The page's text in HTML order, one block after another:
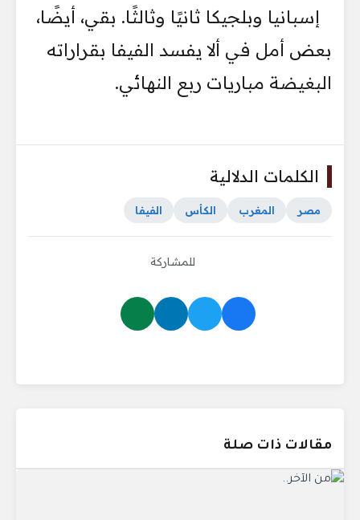
إسبانيا وبلجيكا ثانيًا وثالثًا. بقي، أيضًا،
بعض أمل في ألا يفسد الفيفا بقراراته
البغيضة مباريات ربع النهائي.
الكلمات الدلالية
مصر المغرب الكأس الفيفا
للمشاركة
مقالات ذات صلة